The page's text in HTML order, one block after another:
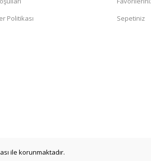
Politikası
Sepetiniz
ile korunmaktadır.